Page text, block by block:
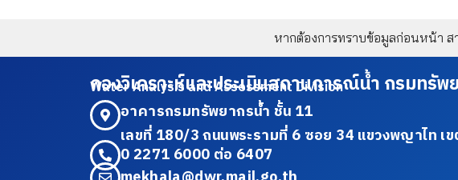
หากต้องการทราบข้อมูลก่อนหน้า ส
กองวิเคราะห์และประเมินสถานการณ์น้ำ กรมทรัพ
Water Analysis and Assessment Division
อาคารกรมทรัพยากรน้ำ ชั้น 11
เลขที่ 180/3 ถนนพระรามที่ 6 ซอย 34 แขวงพญาไท
0 2271 6000 ต่อ 6407